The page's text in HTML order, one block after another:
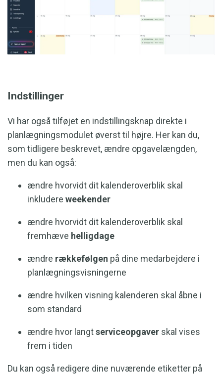
Indstillinger
Vi har også tilføjet en indstillingsknap direkte i
planlægningsmodulet øverst til højre. Her kan du,
som tidligere beskrevet, ændre opgavelængden,
men du kan også:
ændre hvorvidt dit kalenderoverblik skal
inkludere weekender
ændre hvorvidt dit kalenderoverblik skal
fremhæve helligdage
ændre rækkefølgen på dine medarbejdere i
planlægningsvisningerne
ændre hvilken visning kalenderen skal åbne i
som standard
ændre hvor langtserviceopgaver skal vises
frem i tiden
Du kan også redigere dine nuværende etiketter på